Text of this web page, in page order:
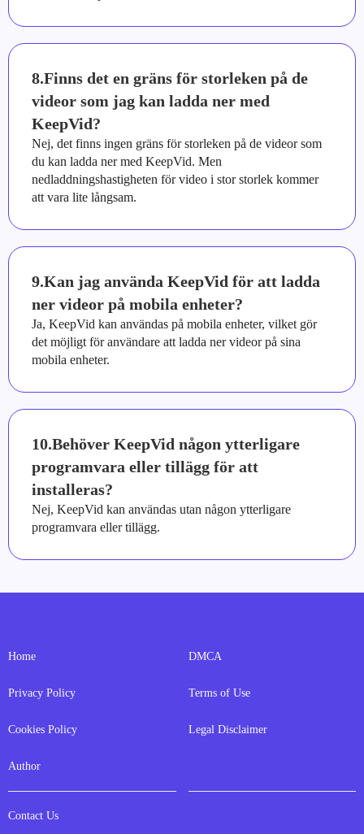
8.Finns det en gräns för storleken på de
videor som jag kan ladda ner med
KeepVid?
Nej, det finns ingen gräns för storleken på de videor som
du kan ladda ner med KeepVid. Men
nedladdningshastigheten för video i stor storlek kommer
att vara lite långsam.
9.Kan jag använda KeepVid för att ladda
ner videor på mobila enheter?
Ja, KeepVid kan användas på mobila enheter, vilket gör
det möjligt för användare att ladda ner videor på sina
mobila enheter.
10.Behöver KeepVid någon ytterligare
programvara eller tillägg för att
installeras?
Nej, KeepVid kan användas utan någon ytterligare
programvara eller tillägg.
Home
Privacy Policy
Cookies Policy
Author
DMCA
Terms of Use
Legal Disclaimer
Contact Us